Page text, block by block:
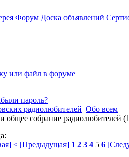
Форум Доска объявлений
или файл в форуме
пароль?
радиолюбителей Обо всем
собрание радиолюбителей
< [Предыдущая] 1 2 3 4 5 6